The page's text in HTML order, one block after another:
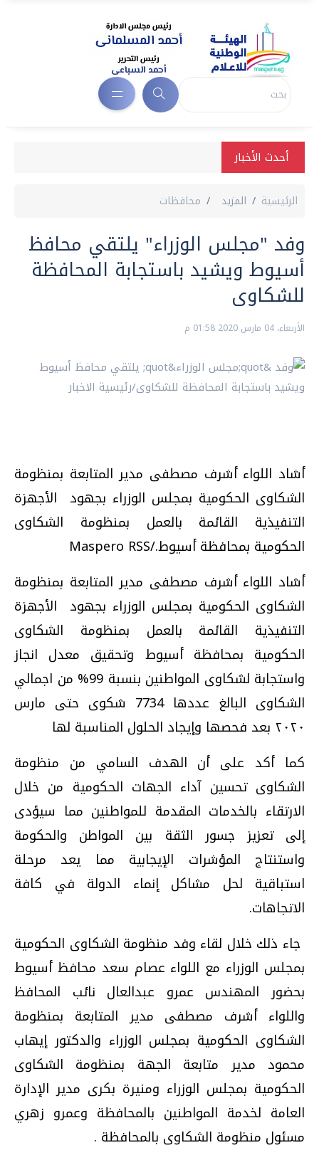
أحدث الأخبار
الرئيسية المزيد محافظات
وفد "مجلس الوزراء" يلتقي محافظ
أسيوط ويشيد باستجابة المحافظة
للشكاوى
الأربعاء، 04 مارس 2020 01:58 م
أشاد اللواء أشرف مصطفى مدير المتابعة بمنظومة
الشكاوى الحكومية بمجلس الوزراء بجهود الأجهزة
التنفيذية القائمة بالعمل بمنظومة الشكاوى
الحكومية بمحافظة أسيوط./Maspero RSS
أشاد اللواء أشرف مصطفى مدير المتابعة بمنظومة
الشكاوى الحكومية بمجلس الوزراء بجهود الأجهزة
التنفيذية القائمة بالعمل بمنظومة الشكاوى
الحكومية بمحافظة أسيوط وتحقيق معدل انجاز
واستجابة لشكاوى المواطنين بنسبة 99% من اجمالي
الشكاوى البالغ عددها 7734 شكوى حتى مارس
٢٠٢٠ بعد فحصها وإيجاد الحلول المناسبة لها
كما أكد على أن الهدف السامي من منظومة
الشكاوى تحسين آداء الجهات الحكومية من خلال
الارتقاء بالخدمات المقدمة للمواطنين مما سيؤدى
إلى تعزيز جسور الثقة بين المواطن والحكومة
واستنتاج المؤشرات الإيجابية مما يعد مرحلة
استباقية لحل مشاكل إنماء الدولة في كافة
الاتجاهات.
جاء ذلك خلال لقاء وفد منظومة الشكاوى الحكومية
بمجلس الوزراء مع اللواء عصام سعد محافظ أسيوط
بحضور المهندس عمرو عبدالعال نائب المحافظ
واللواء أشرف مصطفى مدير المتابعة بمنظومة
الشكاوى الحكومية بمجلس الوزراء والدكتور إيهاب
محمود مدير متابعة الجهة بمنظومة الشكاوى
الحكومية بمجلس الوزراء ومنيرة بكرى مدير الإدارة
العامة لخدمة المواطنين بالمحافظة وعمرو زهري
مسئول منظومة الشكاوى بالمحافظة .